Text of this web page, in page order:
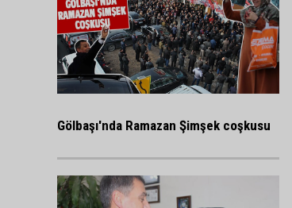
Gölbaşı'nda Ramazan Şimşek coşkusu